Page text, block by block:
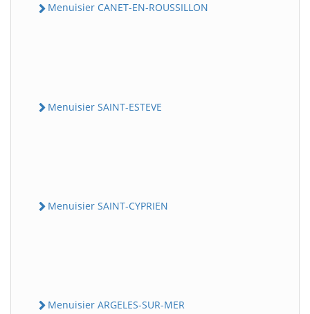
Menuisier CANET-EN-ROUSSILLON
Menuisier SAINT-ESTEVE
Menuisier SAINT-CYPRIEN
Menuisier ARGELES-SUR-MER